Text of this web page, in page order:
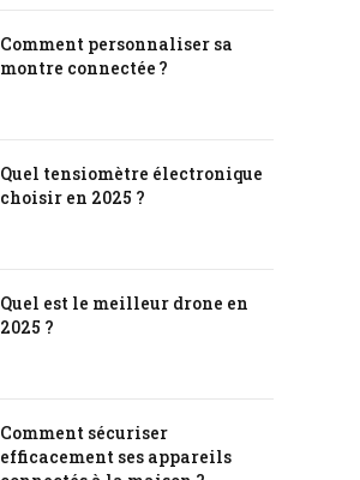
Comment personnaliser sa
montre connectée ?
Quel tensiomètre électronique
choisir en 2025 ?
Quel est le meilleur drone en
2025 ?
Comment sécuriser
efficacement ses appareils